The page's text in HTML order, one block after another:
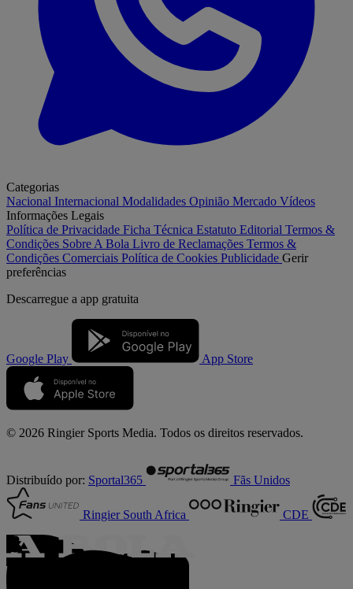
Categorias
Nacional Internacional Modalidades Opinião Mercado Vídeos
Informações Legais
Política de Privacidade Ficha Técnica Estatuto Editorial Termos &
Condições Sobre A Bola Livro de Reclamações Termos &
Condições Comerciais Política de Cookies Publicidade Gerir
preferências
Descarregue a app gratuita
Google Play App Store
© 2026 Ringier Sports Media. Todos os direitos reservados.
Distribuído por: Sportal365 Fãs Unidos
Ringier South Africa CDE